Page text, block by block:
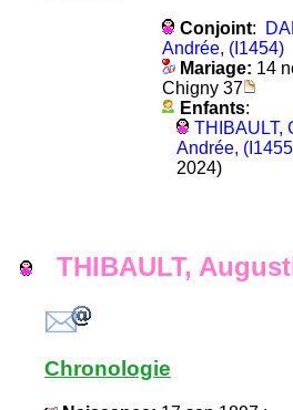
Conjoint:
Andrée, (I1454)
Mariage: 14
Chigny 37
Enfants:
THIBAULT,
Andrée,
2024)
THIBAULT,
Chronologie